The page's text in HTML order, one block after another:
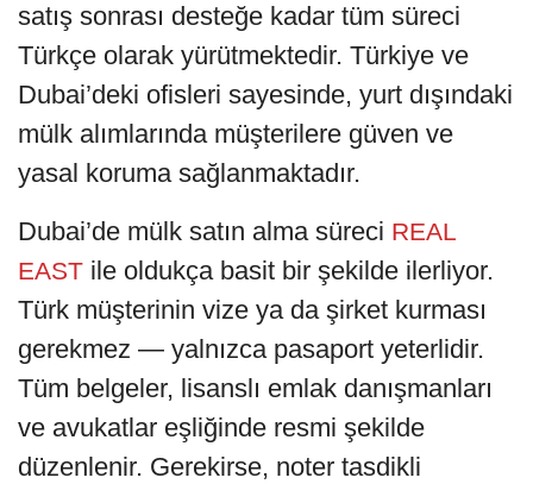
satış sonrası desteğe kadar tüm süreci
Türkçe olarak yürütmektedir. Türkiye ve
Dubai’deki ofisleri sayesinde, yurt dışındaki
mülk alımlarında müşterilere güven ve
yasal koruma sağlanmaktadır.
Dubai’de mülk satın alma süreci REAL
EAST ile oldukça basit bir şekilde ilerliyor.
Türk müşterinin vize ya da şirket kurması
gerekmez — yalnızca pasaport yeterlidir.
Tüm belgeler, lisanslı emlak danışmanları
ve avukatlar eşliğinde resmi şekilde
düzenlenir. Gerekirse, noter tasdikli